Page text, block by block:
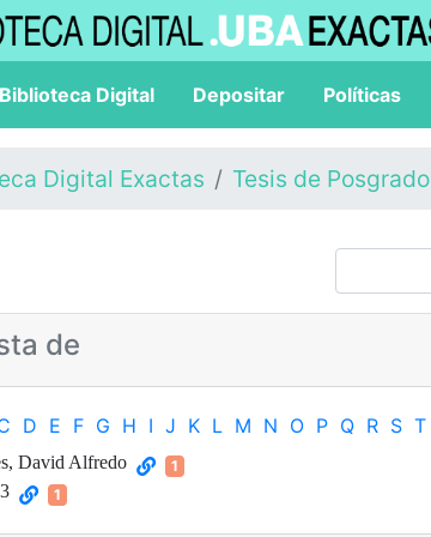
Biblioteca Digital Depositar Políticas
Digital Exactas Tesis de Posgrado
de
D E F G H I J K L M N O P Q R S T
David Alfredo 1
1